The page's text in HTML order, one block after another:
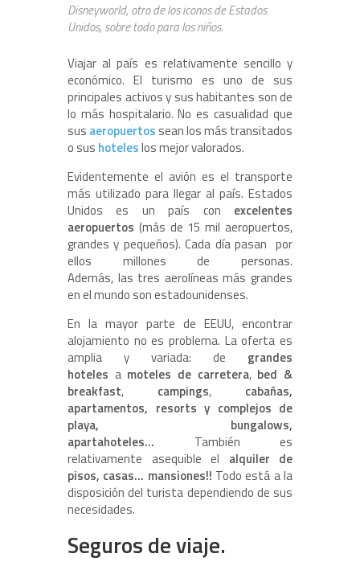
Disneyworld, otro de los iconos de Estados
Unidos, sobre todo para los niños.
Viajar al país es relativamente sencillo y
económico. El turismo es uno de sus
principales activos y sus habitantes son de
lo más hospitalario. No es casualidad que
sus aeropuertos sean los más transitados
o sus hoteleslos mejor valorados.
Evidentemente el avión es el transporte
más utilizado para llegar al país. Estados
Unidos es un país con excelentes
aeropuertos (más de 15 mil aeropuertos,
grandes y pequeños). Cada día pasan por
ellos millones de personas.
Además, las tres aerolíneas más grandes
en el mundo son estadounidenses.
En la mayor parte de EEUU, encontrar
alojamiento no es problema. La oferta es
amplia y variada: de grandes
hoteles a moteles de carretera, bed &
breakfast, campings, cabañas,
apartamentos, resorts y complejos de
playa, bungalows,
apartahoteles… También es
relativamente asequible el alquiler de
pisos, casas… mansiones!! Todo está a la
disposición del turista dependiendo de sus
necesidades.
Seguros de viaje.